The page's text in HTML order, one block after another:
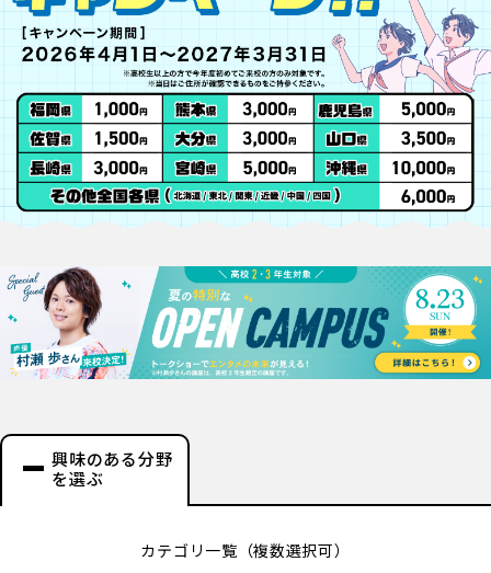
興味のある分野
を選ぶ
カテゴリ一覧（複数選択可）